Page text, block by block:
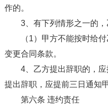
作的。
3、有下列情形之一的，
（1）甲方不能按时给
变更合同条款。
4、乙方提出辞职的，
提出辞职，应提前三日通知甲
第六条 违约责任